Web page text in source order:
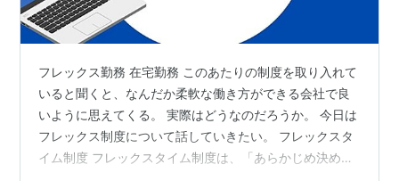
フレックス勤務 在宅勤務 このあたりの制度を取り入れて
いると聞くと、なんだか柔軟な働き方ができる会社で良
いように思えてくる。 実際はどうなのだろうか。 今日は
フレックス制度について話していきたい。 フレックスタ
イム制度 フレックスタイム制度は、「あらかじめ決めら